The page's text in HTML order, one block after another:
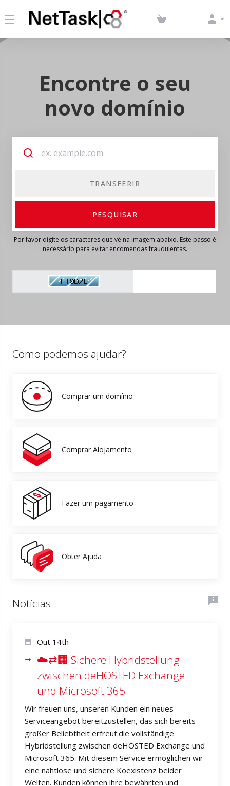
Encontre o seu
novo domínio
Por favor digite os caracteres que vê na imagem abaixo. Este passo é
necessário para evitar encomendas fraudulentas.
Como podemos ajudar?
Comprar um domínio
Comprar Alojamento
Fazer um pagamento
Obter Ajuda
Notícias
Out 14th
☁️⇄🏢 Sichere Hybridstellung
zwischen deHOSTED Exchange
und Microsoft 365
Wir freuen uns, unseren Kunden ein neues
Serviceangebot bereitzustellen, das sich bereits
großer Beliebtheit erfreut:die vollständige
Hybridstellung zwischen deHOSTED Exchange und
Microsoft 365. Mit diesem Service ermöglichen wir
eine nahtlose und sichere Koexistenz beider
Welten. Kunden können ihre bewährten und